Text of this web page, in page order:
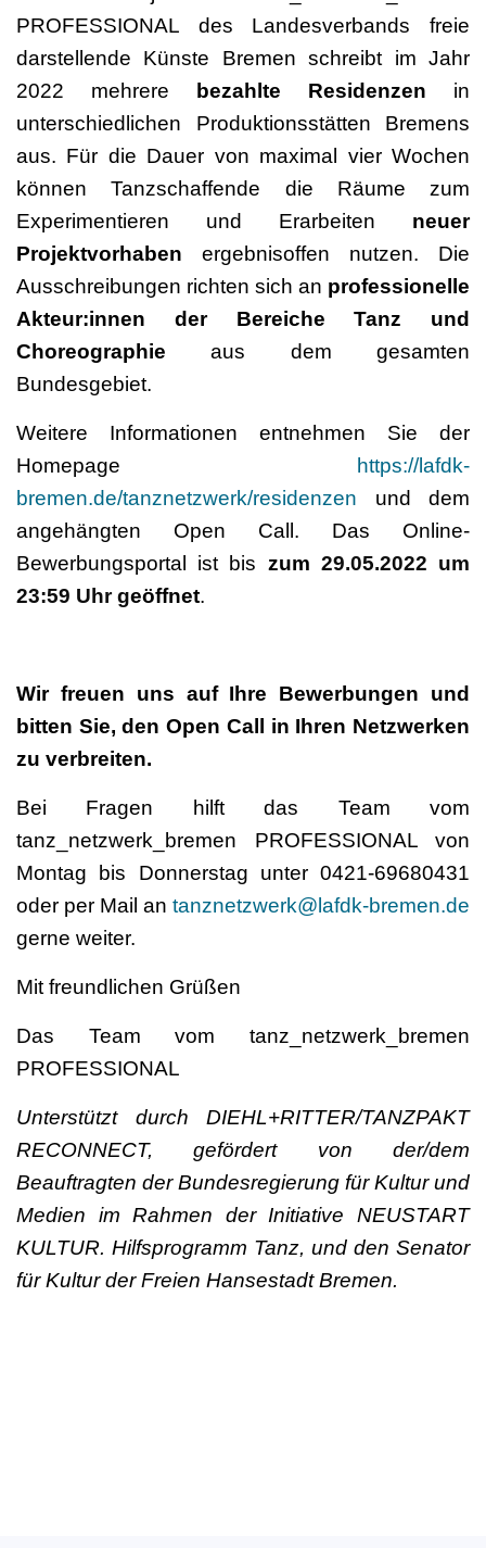
PROFESSIONAL des Landesverbands freie
darstellende Künste Bremen schreibt im Jahr
2022 mehrere
bezahlte Residenzen in
unterschiedlichen Produktionsstätten Bremens
aus. Für die Dauer von maximal vier Wochen
können Tanzschaffende die Räume zum
Experimentieren und Erarbeiten neuer
Projektvorhaben ergebnisoffen nutzen. Die
Ausschreibungen richten sich an professionelle
Akteur:innen der Bereiche Tanz und
Choreographie aus dem gesamten
Bundesgebiet.
Weitere Informationen entnehmen Sie der
Homepage
https://lafdk-
bremen.de/tanznetzwerk/residenzen und dem
angehängten Open Call. Das Online-
Bewerbungsportal ist bis zum 29.05.2022 um
23:59 Uhr geöffnet.
Wir freuen uns auf Ihre Bewerbungen und
bitten Sie, den Open Call in Ihren Netzwerken
zu verbreiten.
Bei Fragen hilft das Team vom
tanz_netzwerk_bremen PROFESSIONAL von
Montag bis Donnerstag unter 0421-69680431
oder per Mail an tanznetzwerk@lafdk-bremen.de
gerne weiter.
Mit freundlichen Grüßen
Das Team vom tanz_netzwerk_bremen
PROFESSIONAL
Unterstützt durch DIEHL+RITTER/TANZPAKT
RECONNECT, gefördert von der/dem
Beauftragten der Bundesregierung für Kultur und
Medien im Rahmen der Initiative NEUSTART
KULTUR. Hilfsprogramm Tanz, und den Senator
für Kultur der Freien Hansestadt Bremen.